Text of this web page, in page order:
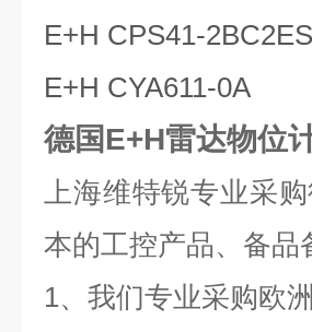
E+H CPS41-
E+H CYA611-0A
德国E+H雷达物位
上海维特锐专业采
本的工控产品、备品
1、我们专业采购欧